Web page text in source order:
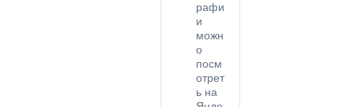
рафи
и
можн
о
посм
отрет
ь на